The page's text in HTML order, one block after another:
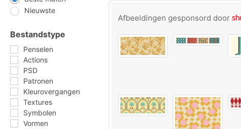
Nieuwste
Bestandstype
Penselen
Actions
PSD
Patronen
Kleurovergangen
Textures
Symbolen
Vormen
Afbeeldingen gesponsord door